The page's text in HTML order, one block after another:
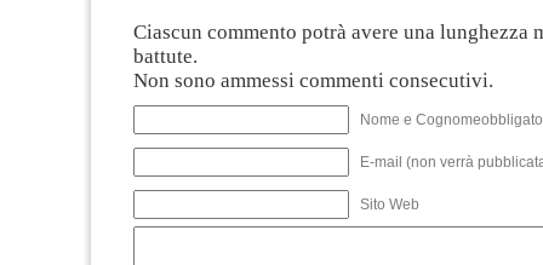
Ciascun commento potrà avere una lunghezza
battute.
Non sono ammessi commenti consecutivi.
Nome e
E-mail (non verrà
Sito Web